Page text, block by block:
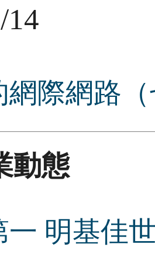
14
網際網路
動態
一 明基佳